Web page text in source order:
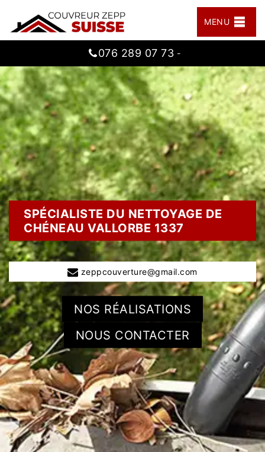
MENU
076 289 07 73 -
SPÉCIALISTE DU NETTOYAGE DE
CHÉNEAU VALLORBE 1337
zeppcouverture@gmail.com
NOS RÉALISATIONS
NOUS CONTACTER